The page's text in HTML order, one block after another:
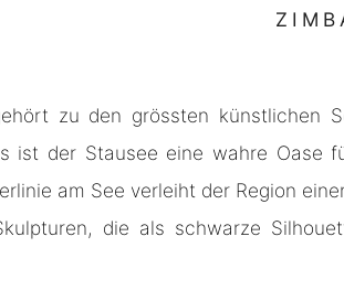
zu den grössten künstlichen
ist der Stausee eine wahre Oase
am See verleiht der Region
die als schwarze